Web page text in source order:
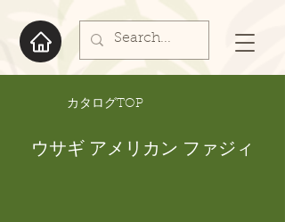
​カタログTOP
ウサギ アメリカン ファジィ